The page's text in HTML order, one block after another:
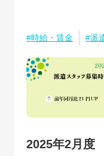
#時給・賃金 #派
2025年2月度